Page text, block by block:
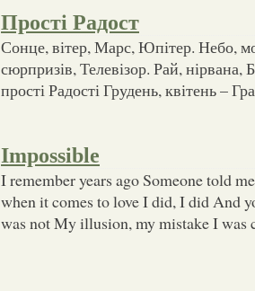
Прості Радост
Сонце, вітер, Марс, Юпітер. Небо,
сюрпризів, Телевізор. Рай, нірвана,
прості Радості Грудень, квітень –
Impossible
I remember years ago Someone told
when it comes to love I did, I did And
was not My illusion, my mistake I was